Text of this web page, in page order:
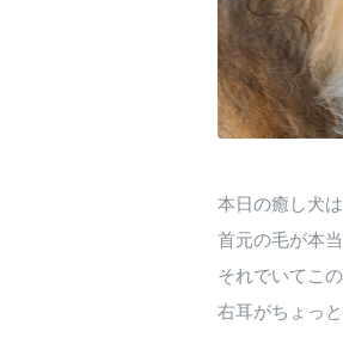
本日の癒し犬
首元の毛が本
それでいてこ
右耳がちょっ